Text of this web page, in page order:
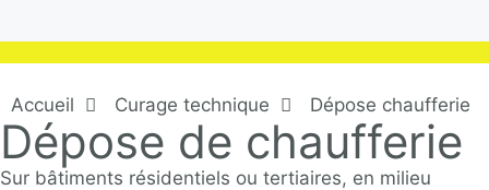
Accueil Curage technique Dépose chaufferie
Dépose de chaufferie
Sur bâtiments résidentiels ou tertiaires, en milieu